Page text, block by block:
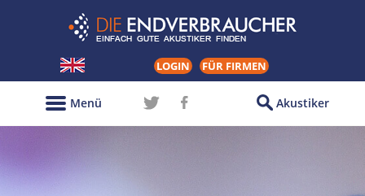
LOGIN FÜR FIRMEN
Akustiker
Menü